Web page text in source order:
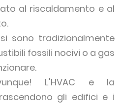
al riscaldamento e al
sono tradizionalmente
fossili nocivi o a gas
L'HVAC e la
gli edifici e i